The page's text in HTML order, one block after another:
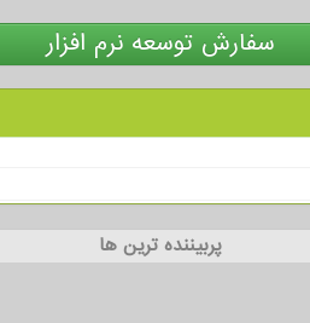
سفارش توسعه نرم افزار
پربیننده ترین ها